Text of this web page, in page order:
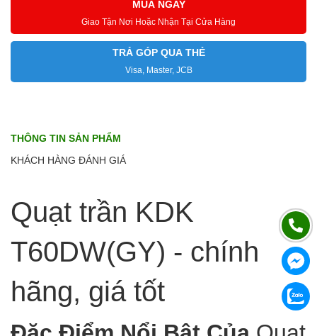
MUA NGAY
Giao Tận Nơi Hoặc Nhận Tại Cửa Hàng
TRẢ GÓP QUA THẺ
Visa, Master, JCB
THÔNG TIN SẢN PHẨM
KHÁCH HÀNG ĐÁNH GIÁ
Quạt trần KDK
T60DW(GY) - chính
hãng, giá tốt